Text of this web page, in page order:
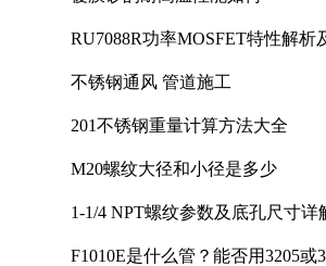
RU7088R功率MOSFET特性解析
不锈钢通风 管道施工
201不锈钢重量计算方法大全
M20螺纹大径和小径是多少
1-1/4 NPT螺纹参数及底孔尺寸详
F1010E是什么管？能否用3205或